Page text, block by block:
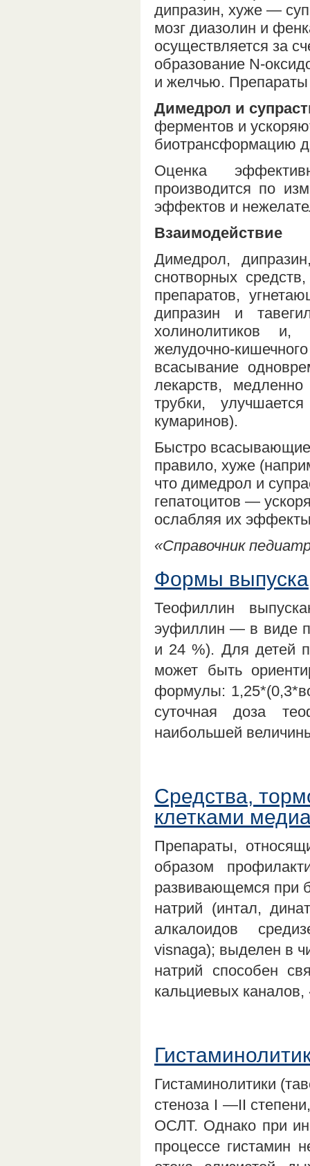
дипразин, хуже —
мозг диазолин и
осуществляется за
образование N-
и желчью.
Димедрол и
ферментов и
биотрансформацию
Оценка
производится по
эффектов и
Взаимодействие
Димедрол,
снотворных
препаратов,
дипразин и
холинолитиков и,
желудочно-
всасывание
лекарств,
трубки,
кумаринов).
Быстро
правило, хуже
что димедрол и
гепатоцитов —
ослабляя их
«Справочник
Формы
Теофиллин
эуфиллин — в виде
и 24 %). Для детей
может быть
формулы:
суточная доза
наибольшей
Средства,
клетками
Препараты,
образом
развивающемся при
натрий (интал,
алкалоидов
visnaga); выделен в
натрий способен
кальциевых
Гистаминолитики
стеноза I —II
ОСЛТ. Однако при
процессе гистамин